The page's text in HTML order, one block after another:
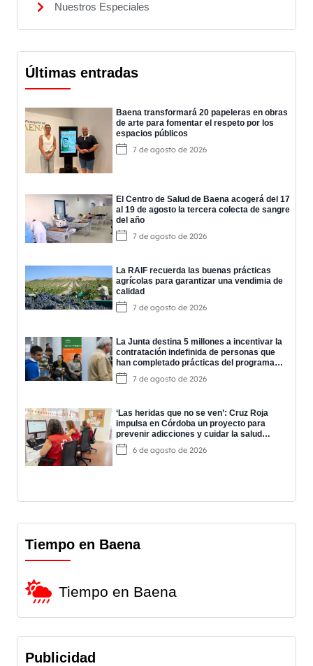
Nuestros Especiales
Últimas entradas
Baena transformará 20 papeleras en obras
de arte para fomentar el respeto por los
espacios públicos
7 de agosto de 2026
El Centro de Salud de Baena acogerá del 17
al 19 de agosto la tercera colecta de sangre
del año
7 de agosto de 2026
La RAIF recuerda las buenas prácticas
agrícolas para garantizar una vendimia de
calidad
7 de agosto de 2026
La Junta destina 5 millones a incentivar la
contratación indefinida de personas que
han completado prácticas del programa
EPES
7 de agosto de 2026
‘Las heridas que no se ven’: Cruz Roja
impulsa en Córdoba un proyecto para
prevenir adicciones y cuidar la salud
mental
6 de agosto de 2026
Tiempo en Baena
Tiempo en Baena
Publicidad